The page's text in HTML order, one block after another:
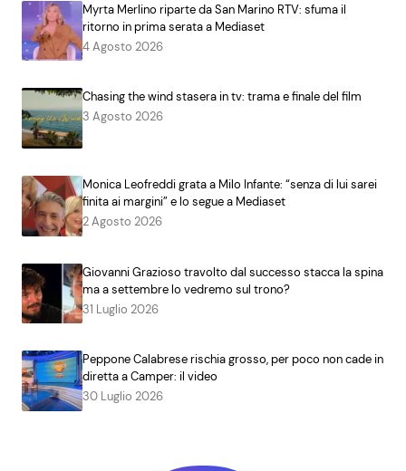
Myrta Merlino riparte da San Marino RTV: sfuma il
ritorno in prima serata a Mediaset
4 Agosto 2026
Chasing the wind stasera in tv: trama e finale del film
3 Agosto 2026
Monica Leofreddi grata a Milo Infante: “senza di lui sarei
finita ai margini” e lo segue a Mediaset
2 Agosto 2026
Giovanni Grazioso travolto dal successo stacca la spina
ma a settembre lo vedremo sul trono?
31 Luglio 2026
Peppone Calabrese rischia grosso, per poco non cade in
diretta a Camper: il video
30 Luglio 2026